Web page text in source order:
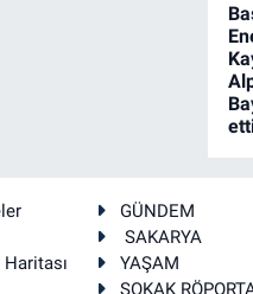
GÜNDEM
SAKARYA
YAŞAM
SOKAK